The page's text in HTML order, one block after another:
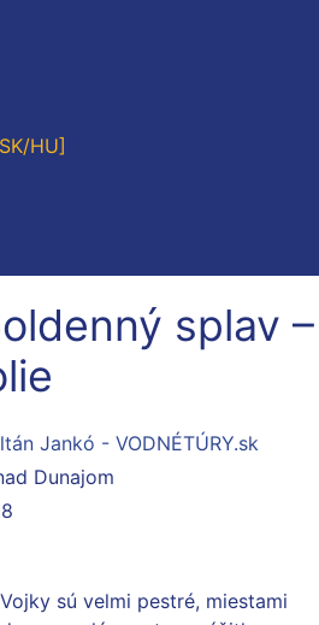
HU]
splav –
Jankó - VODNÉTÚRY.sk
Dunajom
sú velmi pestré, miestami